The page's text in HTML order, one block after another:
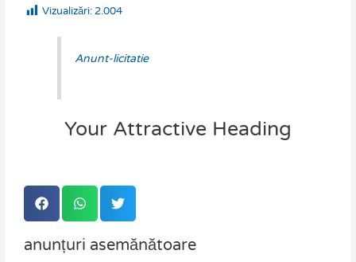
Vizualizări: 2.004
Anunt-licitatie
Your Attractive Heading
anunțuri asemănătoare